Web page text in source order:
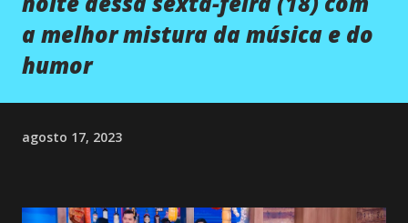
a melhor mistura da música e do
humor
agosto 17, 2023